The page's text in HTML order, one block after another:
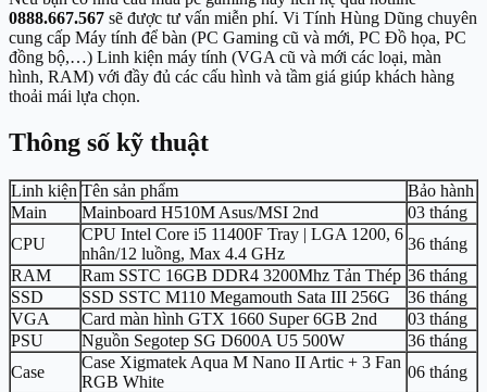
0888.667.567 sẽ được tư vấn miễn phí. Vi Tính Hùng Dũng chuyên
cung cấp Máy tính để bàn (PC Gaming cũ và mới, PC Đồ họa, PC
đồng bộ,…) Linh kiện máy tính (VGA cũ và mới các loại, màn
hình, RAM) với đầy đủ các cấu hình và tầm giá giúp khách hàng
thoải mái lựa chọn.
Thông số kỹ thuật
Linh kiện Tên sản phẩm
Bảo hành
Main
Mainboard H510M Asus/MSI 2nd
03 tháng
CPU
CPU Intel Core i5 11400F Tray | LGA 1200, 6
nhân/12 luồng, Max 4.4 GHz
36 tháng
RAM
Ram SSTC 16GB DDR4 3200Mhz Tản Thép 36 tháng
SSD
SSD SSTC M110 Megamouth Sata III 256G
36 tháng
VGA
Card màn hình GTX 1660 Super 6GB 2nd
03 tháng
PSU
Nguồn Segotep SG D600A U5 500W
36 tháng
Case
Case Xigmatek Aqua M Nano II Artic + 3 Fan
RGB White
06 tháng